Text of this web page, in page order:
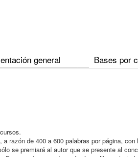
general Bases por
razón de 400 a 600 palabras por página,
se premiará al autor que se presente al